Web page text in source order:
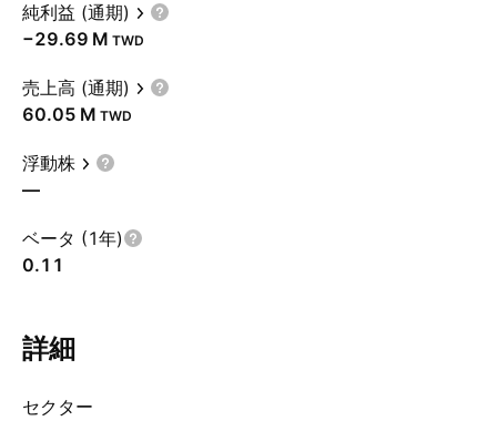
純利益 (通期)
‪−29.69 M‬ TWD
売上高 (通期)
‪60.05 M‬ TWD
浮動株
—
ベータ (1年)
0.11
詳細
セクター